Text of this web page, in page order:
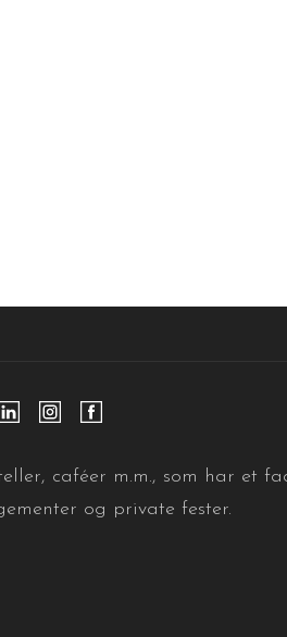
caféer m.m., som har et
og private fester.